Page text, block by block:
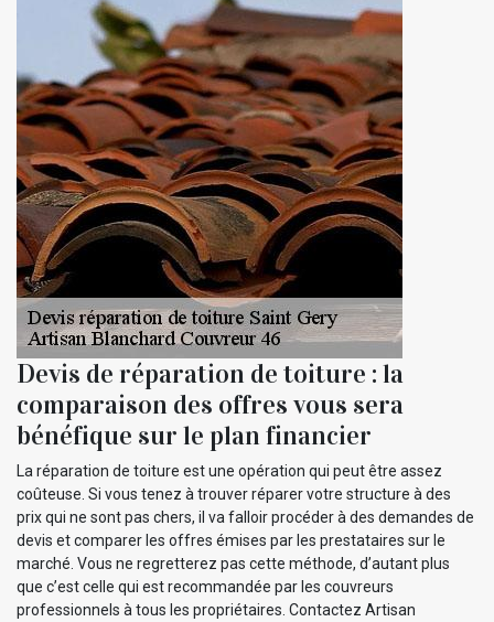
Devis de réparation de toiture : la
comparaison des offres vous sera
bénéfique sur le plan financier
La réparation de toiture est une opération qui peut être assez
coûteuse. Si vous tenez à trouver réparer votre structure à des
prix qui ne sont pas chers, il va falloir procéder à des demandes de
devis et comparer les offres émises par les prestataires sur le
marché. Vous ne regretterez pas cette méthode, d’autant plus
que c’est celle qui est recommandée par les couvreurs
professionnels à tous les propriétaires. Contactez Artisan